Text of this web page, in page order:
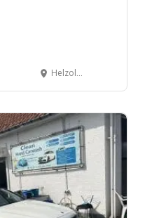
Helzoldstraat 107, 3530 Houthalen-Helchteren